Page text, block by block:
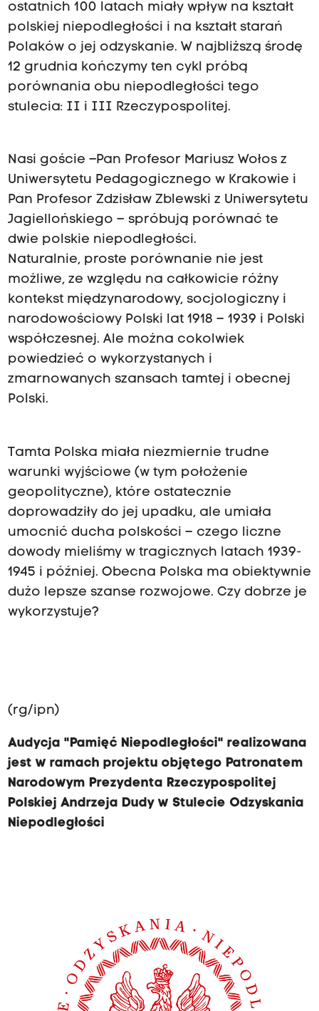
ostatnich 100 latach miały wpływ na kształt
polskiej niepodległości i na kształt starań
Polaków o jej odzyskanie. W najbliższą środę
12 grudnia kończymy ten cykl próbą
porównania obu niepodległości tego
stulecia: II i III Rzeczypospolitej.
Nasi goście –Pan Profesor Mariusz Wołos z
Uniwersytetu Pedagogicznego w Krakowie i
Pan Profesor Zdzisław Zblewski z Uniwersytetu
Jagiellońskiego – spróbują porównać te
dwie polskie niepodległości.
Naturalnie, proste porównanie nie jest
możliwe, ze względu na całkowicie różny
kontekst międzynarodowy, socjologiczny i
narodowościowy Polski lat 1918 – 1939 i Polski
współczesnej. Ale można cokolwiek
powiedzieć o wykorzystanych i
zmarnowanych szansach tamtej i obecnej
Polski.
Tamta Polska miała niezmiernie trudne
warunki wyjściowe (w tym położenie
geopolityczne), które ostatecznie
doprowadziły do jej upadku, ale umiała
umocnić ducha polskości – czego liczne
dowody mieliśmy w tragicznych latach 1939-
1945 i później. Obecna Polska ma obiektywnie
dużo lepsze szanse rozwojowe. Czy dobrze je
wykorzystuje?
(rg/ipn)
Audycja "Pamięć Niepodległości" realizowana
jest w ramach projektu objętego Patronatem
Narodowym Prezydenta Rzeczypospolitej
Polskiej Andrzeja Dudy w Stulecie Odzyskania
Niepodległości